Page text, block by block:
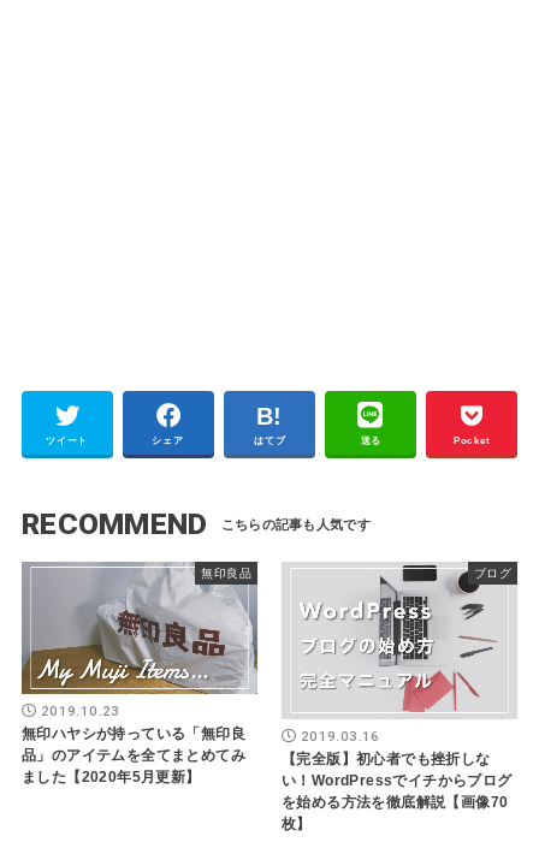
ツイート シェア はてブ 送る Pocket
RECOMMEND
無印良品
2019.10.23
無印ハヤシが持っている「無印良
品」のアイテムを全てまとめてみ
ました【2020年5月更新】
ブログ
2019.03.16
【完全版】初心者でも挫折しな
い！WordPressでイチからブログ
を始める方法を徹底解説【画像70
枚】